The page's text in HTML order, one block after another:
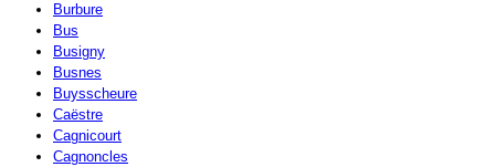
Burbure
Bus
Busigny
Busnes
Buysscheure
Caëstre
Cagnicourt
Cagnoncles